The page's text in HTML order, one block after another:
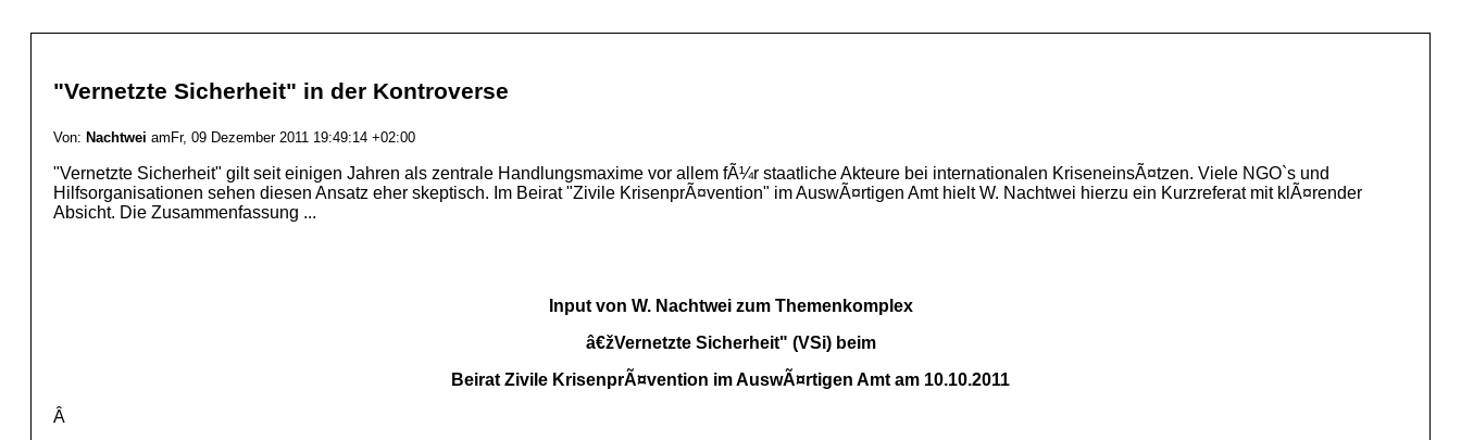
"Vernetzte Sicherheit" in der Kontroverse
Von: Nachtwei amFr, 09 Dezember 2011 19:49:14 +02:00
"Vernetzte Sicherheit" gilt seit einigen Jahren als zentrale Handlungsmaxime vor allem fÃ¼r staatliche Akteure bei internationalen KriseneinsÃ¤tzen. Viele NGO`s und
Hilfsorganisationen sehen diesen Ansatz eher skeptisch. Im Beirat "Zivile KrisenprÃ¤vention" im AuswÃ¤rtigen Amt hielt W. Nachtwei hierzu ein Kurzreferat mit klÃ¤render
Absicht. Die Zusammenfassung ...
Input von W. Nachtwei zum Themenkomplex
â€žVernetzte Sicherheit" (VSi) beim
Beirat Zivile KrisenprÃ¤vention im AuswÃ¤rtigen Amt am 10.10.2011
Â